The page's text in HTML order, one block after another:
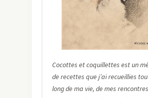
Cocottes et coquillettes est un
de recettes que j’ai recueillies
long de ma vie, de mes